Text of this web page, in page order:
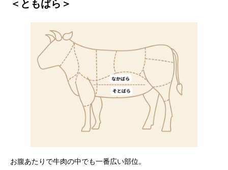
＜ともばら＞
お腹あたりで牛肉の中でも一番広い部位。